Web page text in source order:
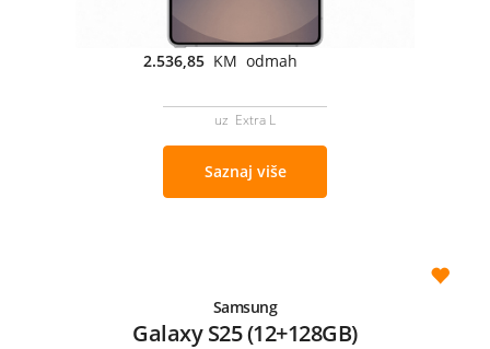
2.536,85 KM odmah
uz Extra L
Saznaj više
Samsung
Galaxy S25 (12+128GB)